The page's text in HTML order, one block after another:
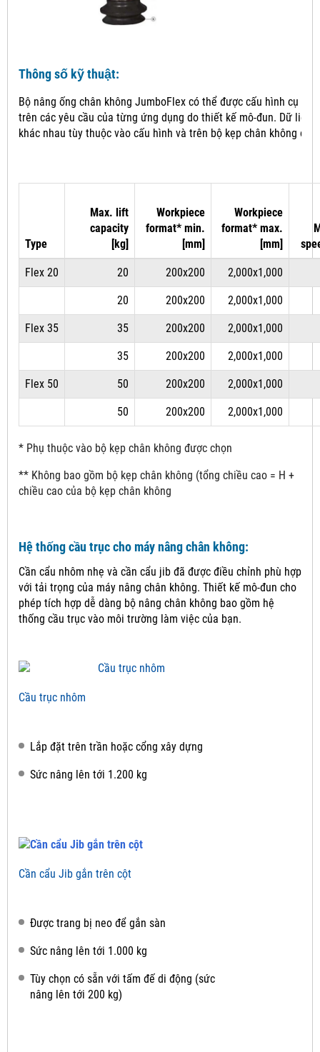
Thông số kỹ thuật:
Bộ nâng ống chân không JumboFlex có thể được cấu hình cụ thể
trên các yêu cầu của từng ứng dụng do thiết kế mô-đun. Dữ liệu
khác nhau tùy thuộc vào cấu hình và trên bộ kẹp chân không
Type
Max. lift
capacity
[kg]
Workpiece
format* min.
[mm]
Workpiece
format* max.
[mm]
Flex 20 20 200x200 2,000x1,000
20 200x200 2,000x1,000
Flex 35 35 200x200 2,000x1,000
35 200x200 2,000x1,000
Flex 50 50 200x200 2,000x1,000
50 200x200 2,000x1,000
* Phụ thuộc vào bộ kẹp chân không được chọn
** Không bao gồm bộ kẹp chân không (tổng chiều cao = H +
chiều cao của bộ kẹp chân không
Hệ thống cầu trục cho máy nâng chân không:
Cần cẩu nhôm nhẹ và cần cẩu jib đã được điều chỉnh phù hợp
với tải trọng của máy nâng chân không. Thiết kế mô-đun cho
phép tích hợp dễ dàng bộ nâng chân không bao gồm hệ
thống cầu trục vào môi trường làm việc của bạn.
Cầu trục nhôm
Lắp đặt trên trần hoặc cổng xây dựng
Sức nâng lên tới 1.200 kg
Cần cẩu Jib gắn trên cột
Được trang bị neo để gắn sàn
Sức nâng lên tới 1.000 kg
Tùy chọn có sẵn với tấm đế di động (sức
nâng lên tới 200 kg)